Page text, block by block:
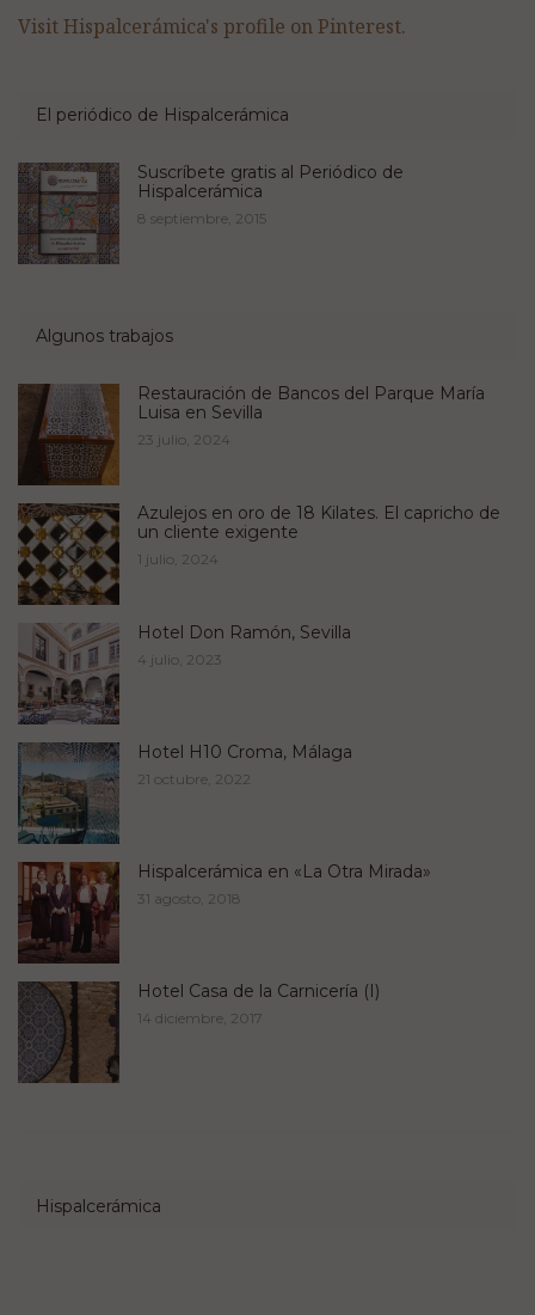
Visit Hispalcerámica's profile on Pinterest.
El periódico de Hispalcerámica
Suscríbete gratis al Periódico de
Hispalcerámica
8 septiembre, 2015
Algunos trabajos
Restauración de Bancos del Parque María
Luisa en Sevilla
23 julio, 2024
Azulejos en oro de 18 Kilates. El capricho de
un cliente exigente
1 julio, 2024
Hotel Don Ramón, Sevilla
4 julio, 2023
Hotel H10 Croma, Málaga
21 octubre, 2022
Hispalcerámica en «La Otra Mirada»
31 agosto, 2018
Hotel Casa de la Carnicería (I)
14 diciembre, 2017
Hispalcerámica